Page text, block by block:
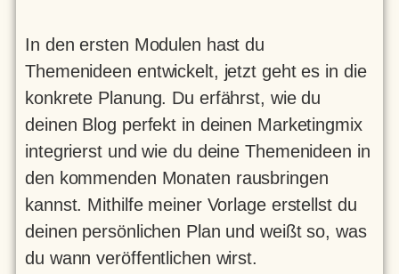
In den ersten Modulen hast du
Themenideen entwickelt, jetzt geht es in die
konkrete Planung. Du erfährst, wie du
deinen Blog perfekt in deinen Marketingmix
integrierst und wie du deine Themenideen in
den kommenden Monaten rausbringen
kannst. Mithilfe meiner Vorlage erstellst du
deinen persönlichen Plan und weißt so, was
du wann veröffentlichen wirst.